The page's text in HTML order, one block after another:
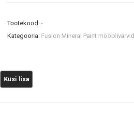
Tootekood: -
Kategooria: Fusion Mineral Paint mööblivärvid